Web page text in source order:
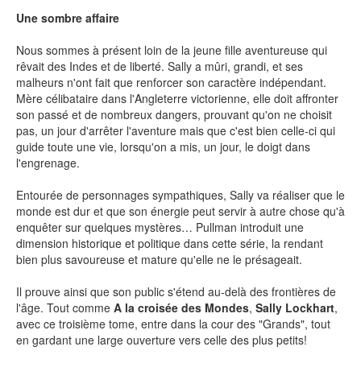
EMISSION
AUTEURS&ÉDITEURS
AUTEURS & ARTISTES
EDITEURS & COLLECTIONS
LES PARUTIONS/SORTIES
NEWSLETTER
S'ABONNER
part d'Actusf. Vous pouvez vous désinscrire à tout moment à travers les liens de
désinscription.
LA RÉDACTION
Une sombre affaire
Nous sommes à présent loin de la jeune fille aventureuse qui
rêvait des Indes et de liberté. Sally a mûri, grandi, et ses
malheurs n'ont fait que renforcer son caractère indépendant.
Mère célibataire dans l'Angleterre victorienne, elle doit affronter
son passé et de nombreux dangers, prouvant qu'on ne choisit
pas, un jour d'arrêter l'aventure mais que c'est bien celle-ci qui
guide toute une vie, lorsqu'on a mis, un jour, le doigt dans
l'engrenage.
Entourée de personnages sympathiques, Sally va réaliser que le
monde est dur et que son énergie peut servir à autre chose qu'à
enquêter sur quelques mystères… Pullman introduit une
dimension historique et politique dans cette série, la rendant
bien plus savoureuse et mature qu'elle ne le présageait.
Il prouve ainsi que son public s'étend au-delà des frontières de
l'âge. Tout comme A la croisée des Mondes, Sally Lockhart,
avec ce troisième tome, entre dans la cour des "Grands", tout
en gardant une large ouverture vers celle des plus petits!